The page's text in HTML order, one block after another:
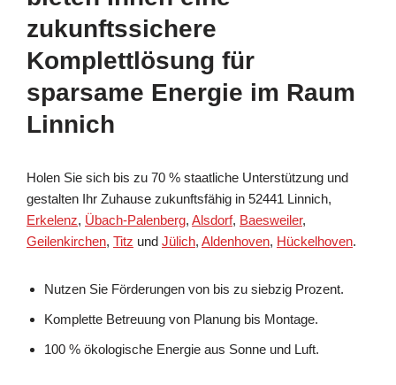
zukunftssichere
Komplettlösung für
sparsame Energie im Raum
Linnich
Holen Sie sich bis zu 70 % staatliche Unterstützung und
gestalten Ihr Zuhause zukunftsfähig in 52441 Linnich,
Erkelenz, Übach-Palenberg, Alsdorf, Baesweiler,
Geilenkirchen, Titz und Jülich, Aldenhoven, Hückelhoven.
Nutzen Sie Förderungen von bis zu siebzig Prozent.
Komplette Betreuung von Planung bis Montage.
100 % ökologische Energie aus Sonne und Luft.